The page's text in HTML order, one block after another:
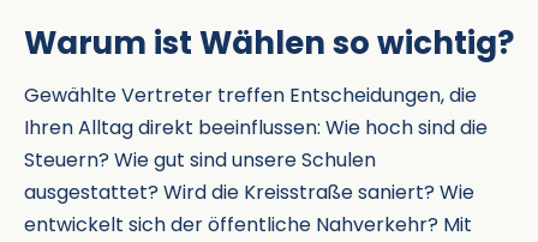
Warum ist Wählen so wichtig?
Gewählte Vertreter treffen Entscheidungen, die
Ihren Alltag direkt beeinflussen: Wie hoch sind die
Steuern? Wie gut sind unsere Schulen
ausgestattet? Wird die Kreisstraße saniert? Wie
entwickelt sich der öffentliche Nahverkehr? Mit